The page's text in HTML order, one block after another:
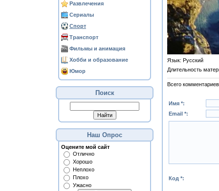
Развлечения
Сериалы
Спорт
Транспорт
Фильмы и анимация
Хобби и образование
Юмор
Поиск
Наш Опрос
Оцените мой сайт
Отлично
Хорошо
Неплохо
Плохо
Ужасно
Язык: Русский
Длительность
Всего комментариев
Имя *:
Email *:
Код *: